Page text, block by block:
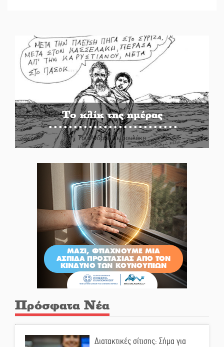
Το κλίκ της ημέρας
Του Ανδρέα Πετρουλάκη
Πρόσφατα Νέα
Διατακτικές σίτισης: Σήμα για